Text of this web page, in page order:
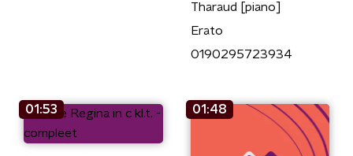
Tharaud [piano]
Erato
0190295723934
01:53 01:48